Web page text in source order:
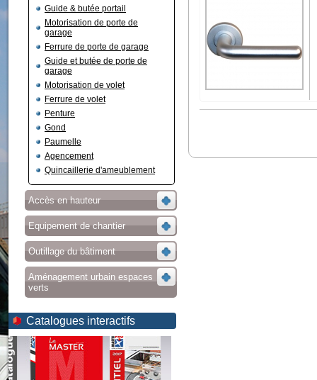
Guide & butée portail
Motorisation de porte de
garage
Ferrure de porte de garage
Guide et butée de porte de
garage
Motorisation de volet
Ferrure de volet
Penture
Gond
Paumelle
Agencement
Quincaillerie d'ameublement
Accès en hauteur
Equipement de chantier
Outillage du bâtiment
Aménagement urbain espaces
verts
Catalogues interactifs